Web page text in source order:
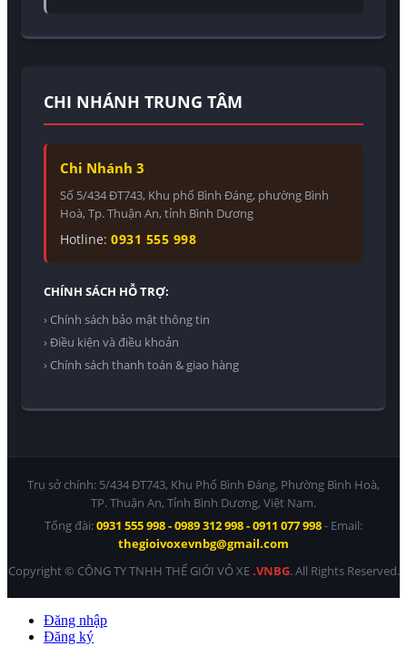
CHI NHÁNH TRUNG TÂM
Chi Nhánh 3
Số 5/434 ĐT743, Khu phố Bình Đáng, phường Bình
Hoà, Tp. Thuận An, tỉnh Bình Dương
Hotline: 0931 555 998
CHÍNH SÁCH HỖ TRỢ:
› Chính sách bảo mật thông tin
› Điều kiện và điều khoản
› Chính sách thanh toán & giao hàng
Trụ sở chính: 5/434 ĐT743, Khu Phố Bình Đáng, Phường Bình Hoà,
TP. Thuận An, Tỉnh Bình Dương, Việt Nam.
Tổng đài:0931 555 998 - 0989 312 998 - 0911 077 998- Email:
thegioivoxevnbg@gmail.com
Copyright © CÔNG TY TNHH THẾ GIỚI VỎ XE.VNBG. All Rights Reserved.
Đăng nhập
Đăng ký